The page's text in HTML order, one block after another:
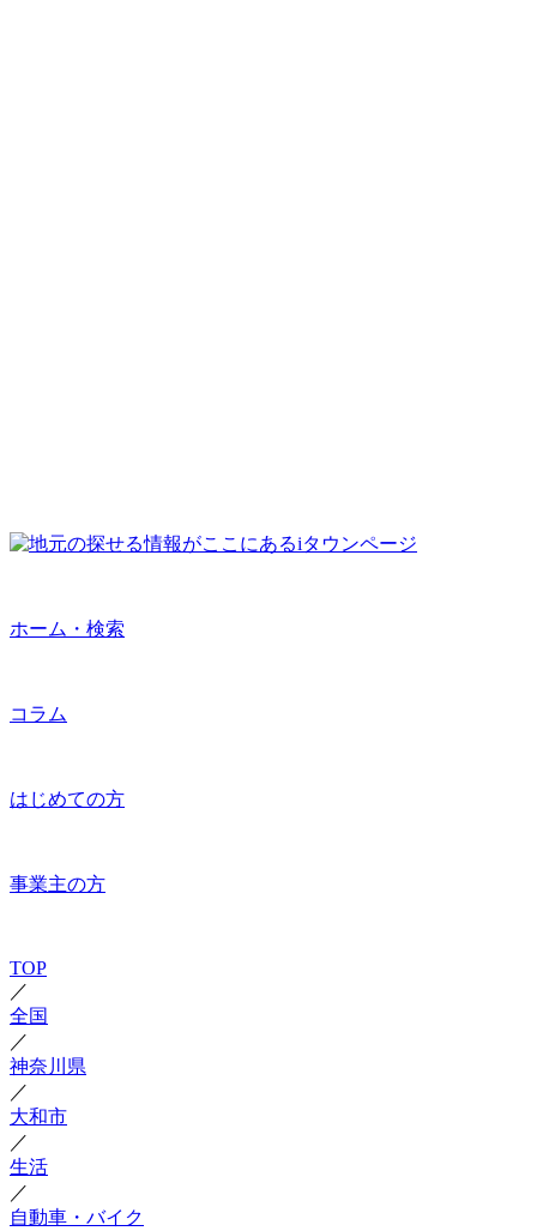
ホーム・検索
コラム
はじめての方
事業主の方
TOP
／
全国
／
神奈川県
／
大和市
／
生活
／
自動車・バイク